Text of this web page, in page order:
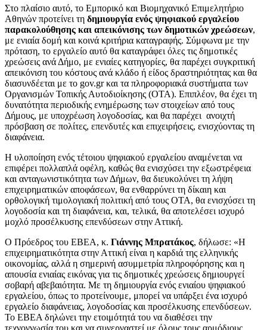
Στο πλαίσιο αυτό, το Εμπορικό και Βιομηχανικό Επιμελητήριο
Αθηνών προτείνει τη δημιουργία ενός ψηφιακού εργαλείου
παρακολούθησης και απεικόνισης των δημοτικών χρεώσεων,
με ενιαία δομή και κοινά κριτήρια καταγραφής. Σύμφωνα με την
πρόταση, το εργαλείο αυτό θα καταγράφει όλες τις δημοτικές
χρεώσεις ανά Δήμο, με ενιαίες κατηγορίες, θα παρέχει συγκριτική
απεικόνιση του κόστους ανά κλάδο ή είδος δραστηριότητας και θα
διασυνδέεται με το gov.gr και τα πληροφοριακά συστήματα των
Οργανισμών Τοπικής Αυτοδιοίκησης (ΟΤΑ). Επιπλέον, θα έχει τη
δυνατότητα περιοδικής ενημέρωσης των στοιχείων από τους
Δήμους, με υποχρέωση λογοδοσίας, και θα παρέχει ανοιχτή
πρόσβαση σε πολίτες, επενδυτές και επιχειρήσεις, ενισχύοντας τη
διαφάνεια.
Η υλοποίηση ενός τέτοιου ψηφιακού εργαλείου αναμένεται να
επιφέρει πολλαπλά οφέλη, καθώς θα ενισχύσει την εξωστρέφεια
και ανταγωνιστικότητα των Δήμων, θα διευκολύνει τη λήψη
επιχειρηματικών αποφάσεων, θα ενθαρρύνει τη δίκαιη και
ορθολογική τιμολογιακή πολιτική από τους ΟΤΑ, θα ενισχύσει τη
λογοδοσία και τη διαφάνεια, και, τελικά, θα αποτελέσει ισχυρό
μοχλό προσέλκυσης επενδύσεων στην Αττική.
Ο Πρόεδρος του ΕΒΕΑ, κ. Γιάννης Μπρατάκος, δήλωσε: «Η
επιχειρηματικότητα στην Αττική είναι η καρδιά της ελληνικής
οικονομίας, αλλά η σημερινή ασυμμετρία πληροφόρησης και η
απουσία ενιαίας εικόνας για τις δημοτικές χρεώσεις δημιουργεί
σοβαρή αβεβαιότητα. Με τη δημιουργία ενός ενιαίου ψηφιακού
εργαλείου, όπως το προτείνουμε, μπορεί να υπάρξει ένα ισχυρό
εργαλείο διαφάνειας, λογοδοσίας και προσέλκυσης επενδύσεων.
Το ΕΒΕΑ δηλώνει την ετοιμότητά του να διαθέσει την
τεχνογνωσία του και να συνεργαστεί με όλους τους αρμόδιους